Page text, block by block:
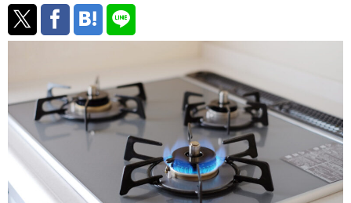
生活の知恵
お金
マナー
趣味
食材辞典
おすすめ